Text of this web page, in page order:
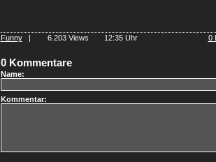
0
Funny| 6.203 Views 12:35 Uhr
0 Kommentare
Name:
Kommentar: